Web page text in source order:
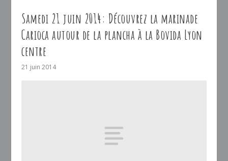
Samedi 21 juin 2014: Découvrez la marinade
Carioca autour de la plancha à la Bovida Lyon
centre
21 juin 2014